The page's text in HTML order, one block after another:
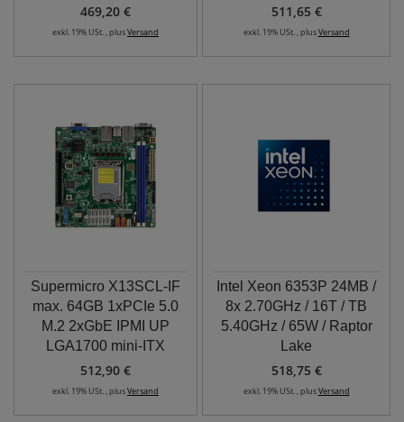
469,20 €
exkl. 19% USt. , plusVersand
511,65 €
exkl. 19% USt. , plusVersand
Supermicro X13SCL-IF
max. 64GB 1xPCIe 5.0
M.2 2xGbE IPMI UP
LGA1700 mini-ITX
512,90 €
exkl. 19% USt. , plusVersand
Intel Xeon 6353P 24MB /
8x 2.70GHz / 16T / TB
5.40GHz / 65W / Raptor
Lake
518,75 €
exkl. 19% USt. , plusVersand